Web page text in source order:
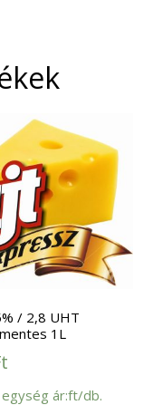
/ 2,8 UHT
1L
ár:ft/db.